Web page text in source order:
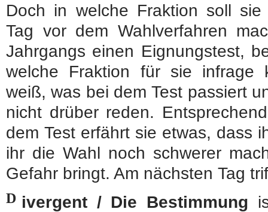
Doch in welche Fraktion soll sie
Tag vor dem Wahlverfahren
Jahrgangs einen Eignungstest,
welche Fraktion für sie infrage
weiß, was bei dem Test passiert
nicht drüber reden.
dem Test erfährt sie etwas, dass
ihr die Wahl noch schwerer
Gefahr bringt. Am nächsten Tag
D ivergent / Die Bestimmung